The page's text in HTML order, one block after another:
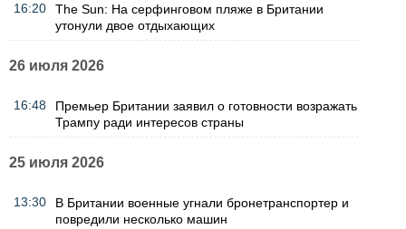
16:20
The Sun: На серфинговом пляже в Британии
утонули двое отдыхающих
26 июля 2026
16:48
Премьер Британии заявил о готовности возражать
Трампу ради интересов страны
25 июля 2026
13:30
В Британии военные угнали бронетранспортер и
повредили несколько машин